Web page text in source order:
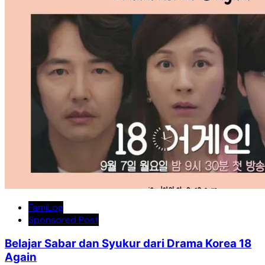
FamiLog
Sponsored Post
Belajar Sabar dan Syukur dari Drama Korea 18
Again